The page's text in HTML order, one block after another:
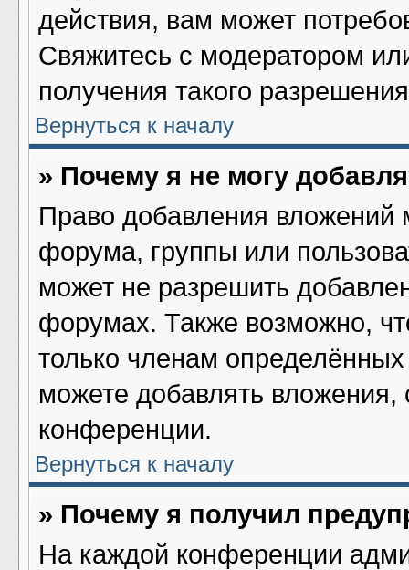
действия, вам может
Свяжитесь с модератором
получения такого
Вернуться к началу
» Почему я не могу
Право добавления вложений
форума, группы или
может не разрешить
форумах. Также возможно,
только членам
можете добавлять
конференции.
Вернуться к началу
» Почему я получил
На каждой конференции